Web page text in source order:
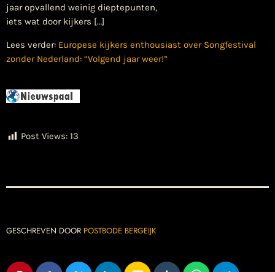
jaar opvallend weinig dieptepunten,
iets wat door kijkers […]
Lees verder: Europese kijkers enthousiast over Songfestival
zonder Nederland: “Volgend jaar weer!”
Post Views: 13
GESCHREVEN DOOR POSTBODE BERGEIJK